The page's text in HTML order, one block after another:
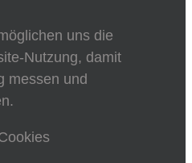
uns die
Nutzung, damit
messen und